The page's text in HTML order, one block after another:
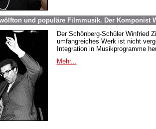
und populäre Filmmusik. Der Komponist
Der Schönberg-Schüler Winfried
umfangreiches Werk ist nicht
Integration in Musikprogramme
Mehr...